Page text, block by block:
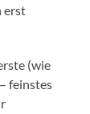
erst
(wie
feinstes